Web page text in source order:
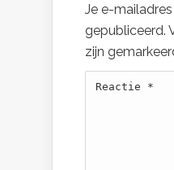
Je e-
gepubliceerd.
zijn